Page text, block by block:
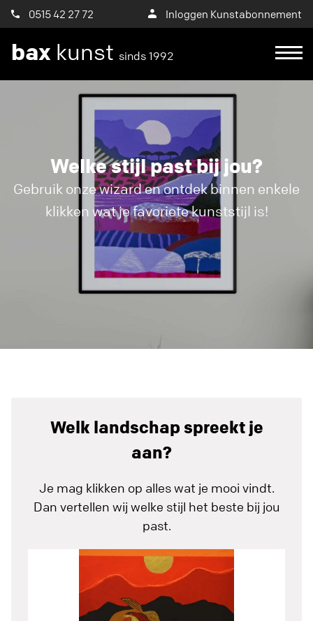
0515 42 27 72 Inloggen Kunstabonnement
bax kunst sinds 1992
Welke stijl past bij jou?
Gebruik onze wizard en ontdek binnen enkele
klikken wat je favoriete kunststijl is!